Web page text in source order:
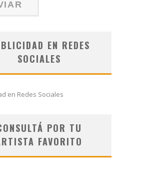
EN REDES
SOCIALES
POR TU
FAVORITO